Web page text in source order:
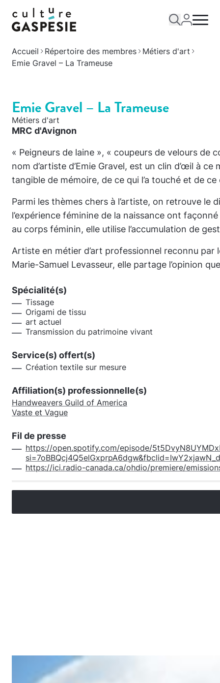
Accueil Répertoire des membres
Métiers d'art
Emie Gravel – La Trameuse
Emie Gravel – La Trameuse
Métiers d'art
MRC d'Avignon
« Peigneurs de laine », « coupeurs de velours de
nom d’artiste d’Emie Gravel, est un clin d’œil à
tangible de mémoire, de ce qui l’a touché et de ce
Parmi les thèmes chers à l’artiste, on retrouve
l’expérience féminine de la naissance ont
au corps féminin, elle utilise l’accumulation de
Artiste en métier d’art professionnel reconnu par
Marie-Samuel Levasseur, elle partage l’opinion
Spécialité(s)
Tissage
Origami de tissu
art actuel
Transmission du patrimoine vivant
Service(s) offert(s)
Création textile sur mesure
Affiliation(s) professionnelle(s)
Handweavers Guild of America
Vaste et Vague
Fil de presse
https://open.spotify.com/episode/
https://ici.radio-canada.ca/ohdio/premiere/